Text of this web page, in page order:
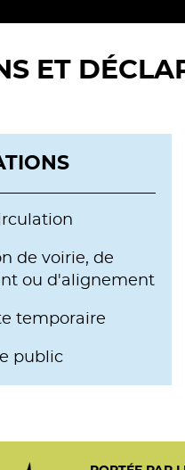
ET
de voirie, de
ou d'alignement
temporaire
public